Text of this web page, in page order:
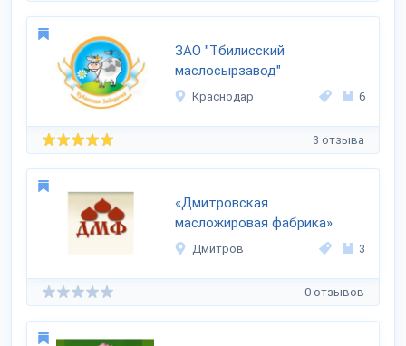
ЗАО "Тбилисский
маслосырзавод"
Краснодар 6
3 отзыва
«Дмитровская
масложировая фабрика»
Дмитров 3
0 отзывов